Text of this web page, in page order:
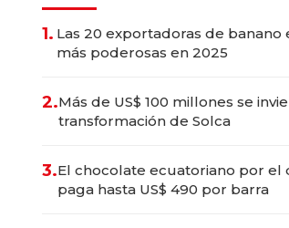
1. Las 20 exportadoras de banano
más poderosas en 2025
2.Más de US$ 100 millones se
transformación de Solca
3.El chocolate ecuatoriano por el
paga hasta US$ 490 por barra